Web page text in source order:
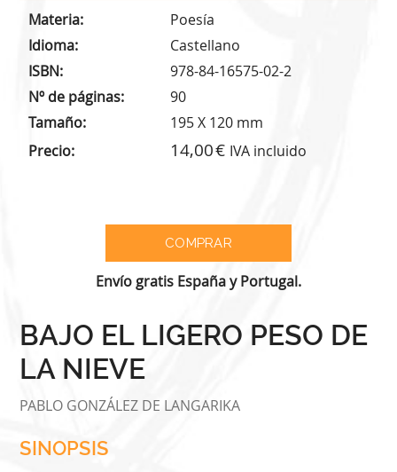
Materia
Poesía
Idioma
Castellano
ISBN
978-84-16575-02-2
Nº de páginas
90
Tamaño
195 X 120 mm
Precio
14,00 IVA incluido
Envío gratis España y Portugal.
BAJO EL LIGERO PESO DE
LA NIEVE
PABLO GONZÁLEZ DE LANGARIKA
SINOPSIS